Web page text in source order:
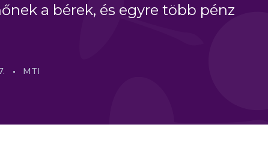
a bérek, és egyre több pénz
MTI